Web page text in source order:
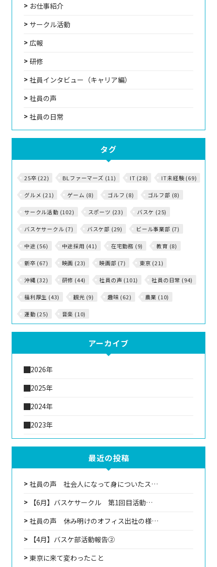
お仕事紹介
サークル活動
広報
研修
社員インタビュー（キャリア編）
社員の声
社員の日常
タグ
25卒 (22) BLファーマーズ (11) IT (28) IT未経験 (69)
グルメ (21) ゲーム (8) ゴルフ (8) ゴルフ部 (8)
サークル活動 (102) スポーツ (23) バスケ (25)
バスケサークル (7) バスケ部 (29) ビール事業部 (7)
中途 (56) 中途採用 (41) 在宅勤務 (9) 教育 (8)
新卒 (67) 映画 (23) 映画部 (7) 東京 (21)
沖縄 (32) 研修 (44) 社員の声 (101) 社員の日常 (94)
福利厚生 (43) 観光 (9) 趣味 (62) 農業 (10)
運動 (25) 音楽 (10)
アーカイブ
2026年
2025年
2024年
2023年
最近の投稿
社員の声 社会人になって身についたス…
【6月】バスケサークル 第1回目活動…
社員の声 休み明けのオフィス出社の様…
【4月】バスケ部活動報告②
東京に来て変わったこと